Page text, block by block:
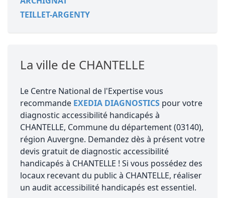
TEILLET-ARGENTY
La ville de CHANTELLE
Le Centre National de l'Expertise vous
recommande EXEDIA DIAGNOSTICS pour votre
diagnostic accessibilité handicapés à
CHANTELLE, Commune du département (03140),
région Auvergne. Demandez dès à présent votre
devis gratuit de diagnostic accessibilité
handicapés à CHANTELLE ! Si vous possédez des
locaux recevant du public à CHANTELLE, réaliser
un audit accessibilité handicapés est essentiel.